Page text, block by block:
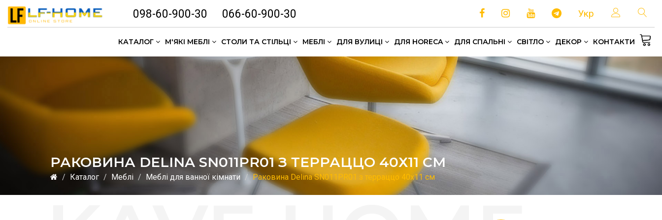
098-60-900-30 066-60-900-30 Укр
КАТАЛОГ М'ЯКІ МЕБЛІ СТОЛИ ТА СТІЛЬЦІ МЕБЛІ ДЛЯ ВУЛИЦІ ДЛЯ HORECA ДЛЯ СПАЛЬНІ СВІТЛО ДЕКОР КОНТАКТИ
РАКОВИНА DELINA SN011PR01 З ТЕРРАЦЦО 40Х11 СМ
Каталог Меблі Меблі для ванної кімнати Раковина Delina SN011PR01 з терраццо 40х11 см